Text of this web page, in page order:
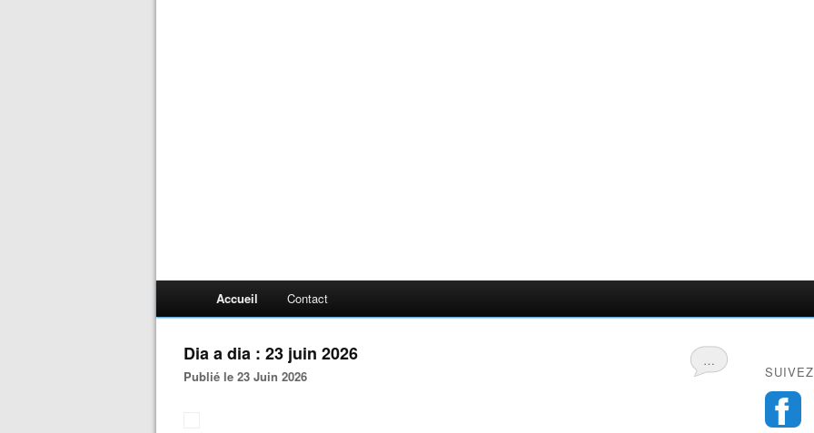
Accueil Contact
…
Dia a dia : 23 juin 2026
Publié le 23 Juin 2026